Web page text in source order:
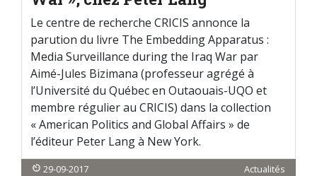
Le centre de recherche CRICIS annonce la
parution du livre The Embedding Apparatus :
Media Surveillance during the Iraq War par
Aimé-Jules Bizimana (professeur agrégé à
l’Université du Québec en Outaouais-UQO et
membre régulier au CRICIS) dans la collection
« American Politics and Global Affairs » de
l’éditeur Peter Lang à New York.
29-09-2017 Actualités